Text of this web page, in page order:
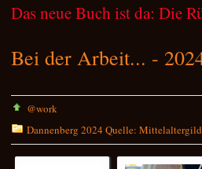
Das neue Buch ist da: Die
mit Scott McGlencairn als
unter https://
Bei der Arbeit... -
@work
Dannenberg 2024 Quelle: